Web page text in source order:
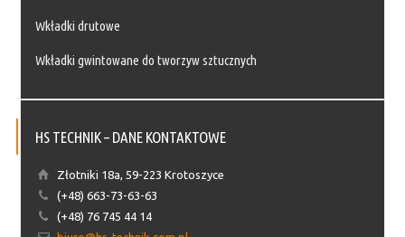
Wkładki drutowe
Wkładki gwintowane do tworzyw sztucznych
HS TECHNIK – DANE KONTAKTOWE
Złotniki 18a, 59-223 Krotoszyce
(+48) 663-73-63-63
(+48) 76 745 44 14